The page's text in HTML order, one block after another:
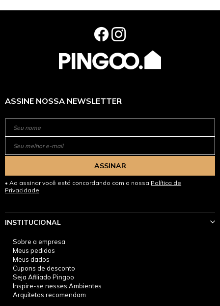
ASSINE NOSSA NEWSLETTER
ASSINAR
Ao assinar você está concordando com a nossa Política de
Privacidade
INSTITUCIONAL
Sobre a empresa
Meus pedidos
Meus dados
Cupons de desconto
Seja Afiliado Pingoo
Inspire-se nesses Ambientes
Arquitetos recomendam